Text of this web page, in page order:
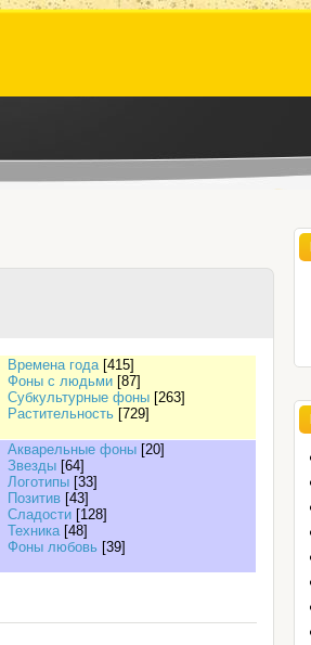
Времена года [415]
Фоны с людьми [87]
Субкультурные фоны [263]
Растительность [729]
Акварельные фоны [20]
Звезды [64]
Логотипы [33]
Позитив [43]
Сладости [128]
Техника [48]
Фоны любовь [39]